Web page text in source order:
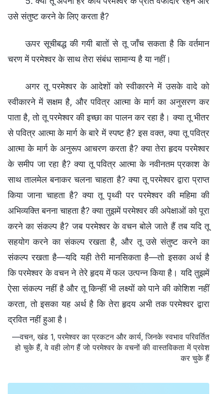
उसे संतुष्ट करने के लिए करता है?
ऊपर सूचीबद्ध की गयी बातों से तू जाँच सकता है कि वर्तमान
चरण में परमेश्वर के साथ तेरा संबंध सामान्य है या नहीं।
अगर तू परमेश्वर के आदेशों को स्वीकारने में उसके वादे को
स्वीकारने में सक्षम है, और पवित्र आत्मा के मार्ग का अनुसरण कर
पाता है, तो तू परमेश्वर की इच्छा का पालन कर रहा है। क्या तू भीतर
से पवित्र आत्मा के मार्ग के बारे में स्पष्ट है? इस वक्त, क्या तू पवित्र
आत्मा के मार्ग के अनुरूप आचरण करता है? क्या तेरा हृदय परमेश्वर
के समीप जा रहा है? क्या तू पवित्र आत्मा के नवीनतम प्रकाश के
साथ तालमेल बनाकर चलना चाहता है? क्या तू परमेश्वर द्वारा प्राप्त
किया जाना चाहता है? क्या तू पृथ्वी पर परमेश्वर की महिमा की
अभिव्यक्ति बनना चाहता है? क्या तुझमें परमेश्वर की अपेक्षाओं को पूरा
करने का संकल्प है? जब परमेश्वर के वचन बोले जाते हैं तब यदि तू
सहयोग करने का संकल्प रखता है, और तू उसे संतुष्ट करने का
संकल्प रखता है—यदि यही तेरी मानसिकता है—तो इसका अर्थ है
कि परमेश्वर के वचन ने तेरे हृदय में फल उत्पन्न किया है। यदि तुझमें
ऐसा संकल्प नहीं है और तू किन्हीं भी लक्ष्यों को पाने की कोशिश नहीं
करता, तो इसका यह अर्थ है कि तेरा हृदय अभी तक परमेश्वर द्वारा
द्रवित नहीं हुआ है।
—वचन, खंड 1, परमेश्वर का प्रकटन और कार्य, जिनके स्वभाव परिवर्तित
हो चुके हैं, वे वही लोग हैं जो परमेश्वर के वचनों की वास्तविकता में प्रवेश
कर चुके हैं